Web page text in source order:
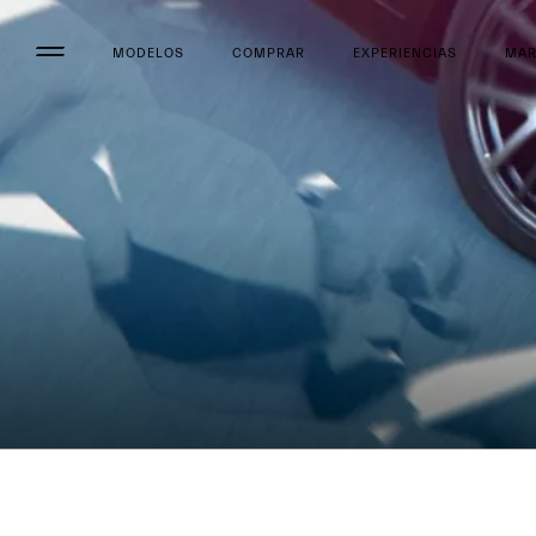
MODELOS COMPRAR EXPERIENCIAS